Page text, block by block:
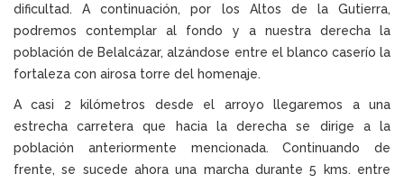
dificultad. A continuación, por los Altos de la Gutierra,
podremos contemplar al fondo y a nuestra derecha la
población de Belalcázar, alzándose entre el blanco caserío la
fortaleza con airosa torre del homenaje.
A casi 2 kilómetros desde el arroyo llegaremos a una
estrecha carretera que hacia la derecha se dirige a la
población anteriormente mencionada. Continuando de
frente, se sucede ahora una marcha durante 5 kms. entre